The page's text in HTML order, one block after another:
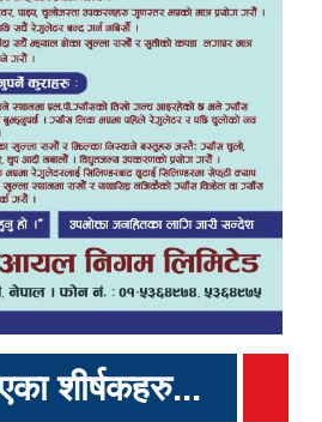
शीर्षकहरु...